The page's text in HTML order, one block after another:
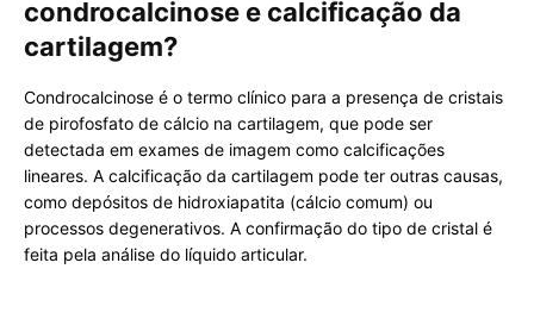
condrocalcinose e calcificação da
cartilagem?
Condrocalcinose é o termo clínico para a presença de cristais
de pirofosfato de cálcio na cartilagem, que pode ser
detectada em exames de imagem como calcificações
lineares. A calcificação da cartilagem pode ter outras causas,
como depósitos de hidroxiapatita (cálcio comum) ou
processos degenerativos. A confirmação do tipo de cristal é
feita pela análise do líquido articular.